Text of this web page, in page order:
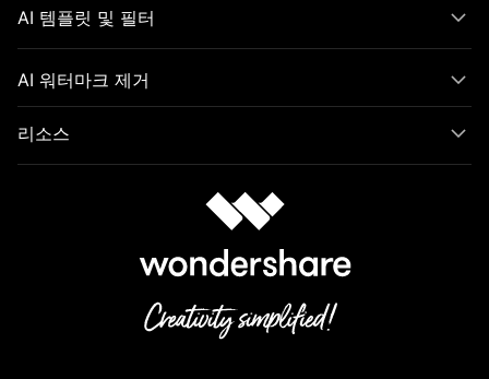
AI 템플릿 및 필터
AI 워터마크 제거
리소스